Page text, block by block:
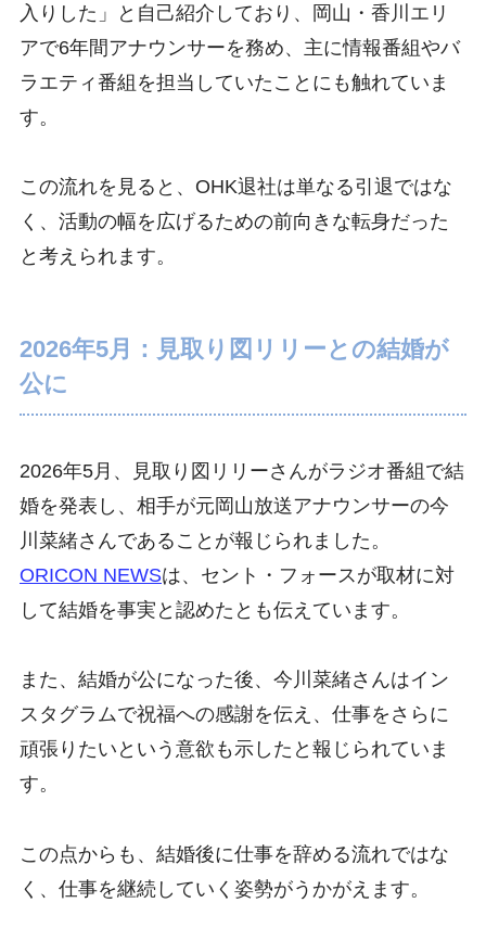
入りした」と自己紹介しており、岡山・香川エリ
アで6年間アナウンサーを務め、主に情報番組やバ
ラエティ番組を担当していたことにも触れていま
す。
この流れを見ると、OHK退社は単なる引退ではな
く、活動の幅を広げるための前向きな転身だった
と考えられます。
2026年5月：見取り図リリーとの結婚が
公に
2026年5月、見取り図リリーさんがラジオ番組で結
婚を発表し、相手が元岡山放送アナウンサーの今
川菜緒さんであることが報じられました。
ORICON NEWSは、セント・フォースが取材に対
して結婚を事実と認めたとも伝えています。
また、結婚が公になった後、今川菜緒さんはイン
スタグラムで祝福への感謝を伝え、仕事をさらに
頑張りたいという意欲も示したと報じられていま
す。
この点からも、結婚後に仕事を辞める流れではな
く、仕事を継続していく姿勢がうかがえます。